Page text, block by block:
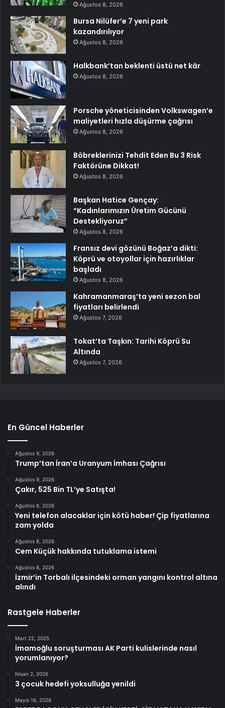
Ağustos 8, 2026
Bursa Nilüfer’e 7 yeni park
kazandırılıyor
Ağustos 8, 2026
Halkbank’tan beklenti üstü net kâr
Ağustos 8, 2026
Porsche yöneticisinden Volkswagen’e
maliyetleri hızla düşürme çağrısı
Ağustos 8, 2026
Böbreklerinizi Tehdit Eden Bu 3 Risk
Faktörüne Dikkat!
Ağustos 8, 2026
Başkan Hatice Gençay:
“Kadınlarımızın Üretim Gücünü
Destekliyoruz”
Ağustos 8, 2026
Fransız devi gözünü Boğaz’a dikti:
Köprü ve otoyollar için hazırlıklar
başladı
Ağustos 8, 2026
Kahramanmaraş’ta yeni sezon bal
fiyatları belirlendi
Ağustos 7, 2026
Tokat’ta Taşkın: Tarihi Köprü Su
Altında
Ağustos 7, 2026
En Güncel Haberler
Ağustos 9, 2026
Trump’tan İran’a Uranyum İmhası Çağrısı
Ağustos 9, 2026
Çakır, 525 Bin TL’ye Satışta!
Ağustos 8, 2026
Yeni telefon alacaklar için kötü haber! Çip fiyatlarına
zam yolda
Ağustos 8, 2026
Cem Küçük hakkında tutuklama istemi
Ağustos 8, 2026
İzmir’in Torbalı ilçesindeki orman yangını kontrol altına
alındı
Rastgele Haberler
Mart 22, 2025
İmamoğlu soruşturması AK Parti kulislerinde nasıl
yorumlanıyor?
Nisan 2, 2026
3 çocuk hedefi yoksulluğa yenildi
Mayıs 16, 2026